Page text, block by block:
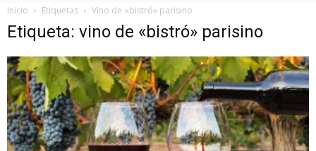
Inicio Etiquetas Vino de «bistró» parisino
Etiqueta: vino de «bistró» parisino